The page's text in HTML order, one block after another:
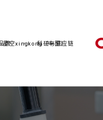
星空xingkong（中国）
牌 科研与供应链